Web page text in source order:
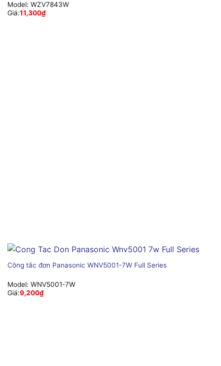
Model: WZV7843W
Giá:11,300₫
Công tắc đơn Panasonic WNV5001-7W Full Series
Model: WNV5001-7W
Giá:9,200₫